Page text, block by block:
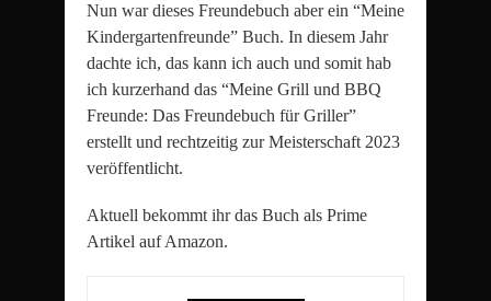
Nun war dieses Freundebuch aber ein “Meine
Kindergartenfreunde” Buch. In diesem Jahr
dachte ich, das kann ich auch und somit hab
ich kurzerhand das “Meine Grill und BBQ
Freunde: Das Freundebuch für Griller”
erstellt und rechtzeitig zur Meisterschaft 2023
veröffentlicht.
Aktuell bekommt ihr das Buch als Prime
Artikel auf Amazon.